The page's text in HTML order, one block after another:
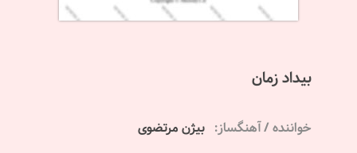
بیداد زمان
خواننده / آهنگساز: بیژن مرتضوی